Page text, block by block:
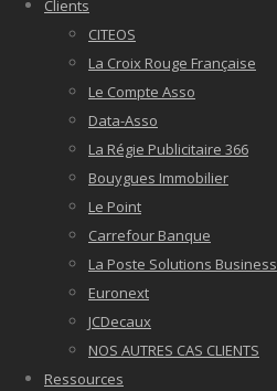
Clients
CITEOS
La Croix Rouge Française
Le Compte Asso
Data-Asso
La Régie Publicitaire 366
Bouygues Immobilier
Le Point
Carrefour Banque
La Poste Solutions Business
Euronext
JCDecaux
NOS AUTRES CAS CLIENTS
Ressources